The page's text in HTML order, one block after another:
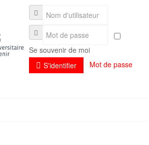
Se souvenir de moi
S'identifier
Mot de passe